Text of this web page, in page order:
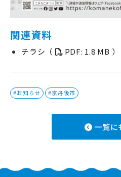
関連資料
チラシ（ PDF: 1.8 MB ）
#お知らせ #京丹後市
一覧に